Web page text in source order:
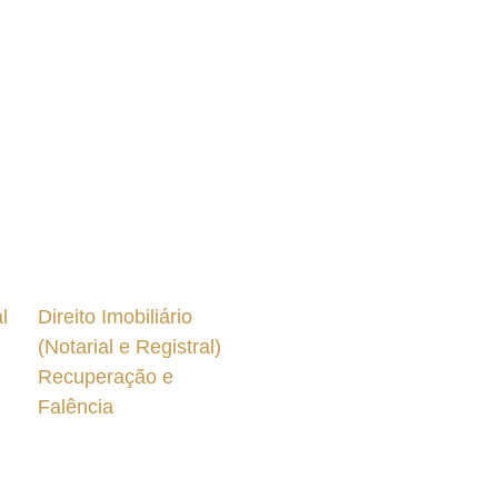
Direito Imobiliário
(Notarial e Registral)
Recuperação e
Falência